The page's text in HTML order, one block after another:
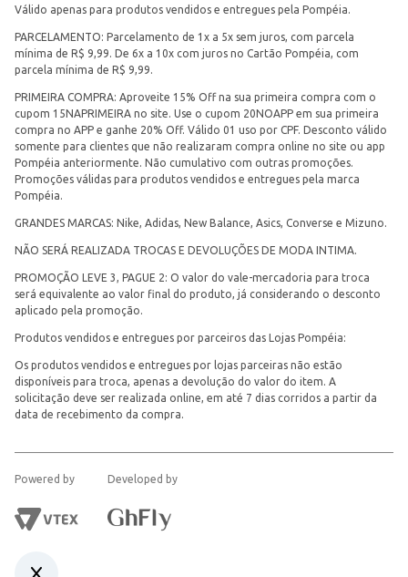
Válido apenas para produtos vendidos e entregues pela Pompéia.
PARCELAMENTO: Parcelamento de 1x a 5x sem juros, com parcela
mínima de R$ 9,99. De 6x a 10x com juros no Cartão Pompéia, com
parcela mínima de R$ 9,99.
PRIMEIRA COMPRA: Aproveite 15% Off na sua primeira compra com o
cupom 15NAPRIMEIRA no site. Use o cupom 20NOAPP em sua primeira
compra no APP e ganhe 20% Off. Válido 01 uso por CPF. Desconto válido
somente para clientes que não realizaram compra online no site ou app
Pompéia anteriormente. Não cumulativo com outras promoções.
Promoções válidas para produtos vendidos e entregues pela marca
Pompéia.
GRANDES MARCAS: Nike, Adidas, New Balance, Asics, Converse e Mizuno.
NÃO SERÁ REALIZADA TROCAS E DEVOLUÇÕES DE MODA INTIMA.
PROMOÇÃO LEVE 3, PAGUE 2: O valor do vale-mercadoria para troca
será equivalente ao valor final do produto, já considerando o desconto
aplicado pela promoção.
Produtos vendidos e entregues por parceiros das Lojas Pompéia:
Os produtos vendidos e entregues por lojas parceiras não estão
disponíveis para troca, apenas a devolução do valor do item. A
solicitação deve ser realizada online, em até 7 dias corridos a partir da
data de recebimento da compra.
Powered by Developed by